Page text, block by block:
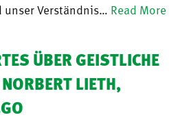
unser Verständnis… Read More
ÜBER GEISTLICHE
LIETH,